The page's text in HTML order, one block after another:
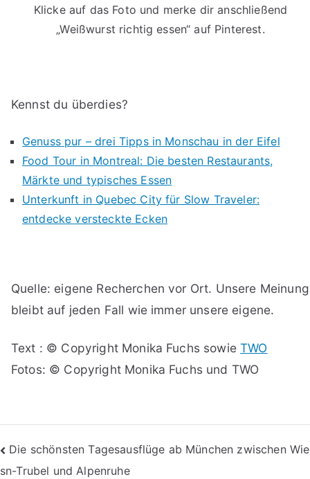
Klicke auf das Foto und merke dir anschließend
„Weißwurst richtig essen“ auf Pinterest.
Kennst du überdies?
Genuss pur – drei Tipps in Monschau in der Eifel
Food Tour in Montreal: Die besten Restaurants,
Märkte und typisches Essen
Unterkunft in Quebec City für Slow Traveler:
entdecke versteckte Ecken
Quelle: eigene Recherchen vor Ort. Unsere Meinung
bleibt auf jeden Fall wie immer unsere eigene.
Text : © Copyright Monika Fuchs sowieTWO
Fotos: © Copyright Monika Fuchs und TWO
Beitragsnavigation
Die schönsten Tagesausflüge ab München zwischen Wie
sn-Trubel und Alpenruhe